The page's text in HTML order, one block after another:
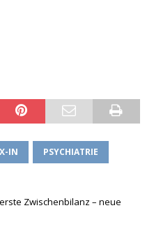
IN PSYCHIATRIE
Zwischenbilanz – neue